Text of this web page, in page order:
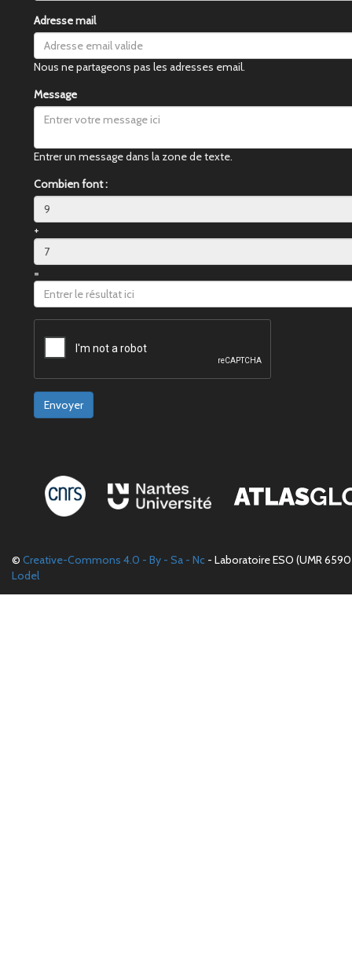
Adresse mail
Nous ne partageons pas les adresses email.
Message
Entrer un message dans la zone de texte.
Combien font :
+
=
Envoyer
© Creative-Commons 4.0 - By - Sa - Nc - Laboratoire ESO (UMR
Lodel